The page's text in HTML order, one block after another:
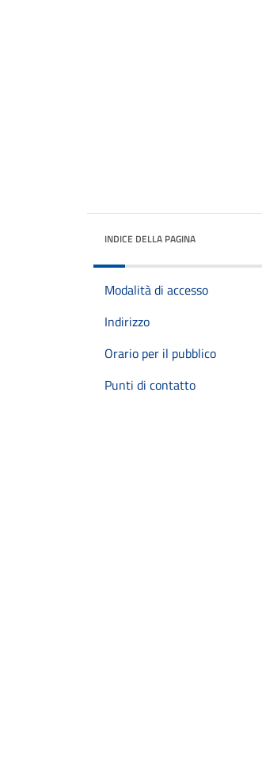
INDICE DELLA PAGINA
Modalità di accesso
Indirizzo
Orario per il pubblico
Punti di contatto